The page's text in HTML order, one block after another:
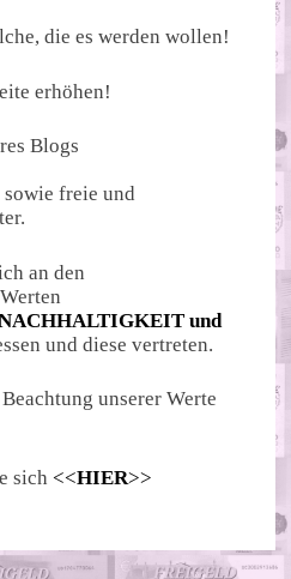
die es werden wollen!
erhöhen!
Blogs
freie und
an den
und
und diese vertreten.
unserer Werte
sich <<HIER>>